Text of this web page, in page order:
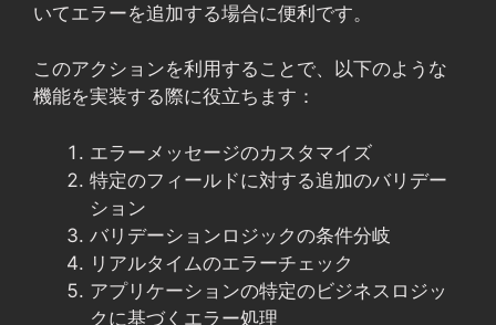
いてエラーを追加する場合に便利です。
このアクションを利用することで、以下のような
機能を実装する際に役立ちます：
エラーメッセージのカスタマイズ
特定のフィールドに対する追加のバリデー
ション
バリデーションロジックの条件分岐
リアルタイムのエラーチェック
アプリケーションの特定のビジネスロジッ
クに基づくエラー処理